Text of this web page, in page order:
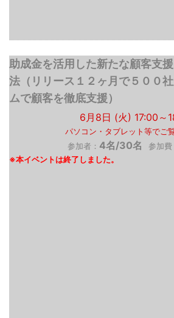
助成金を活用した新たな顧客支
法（リリース１２ヶ月で５００
ムで顧客を徹底支援）
6月8日 (火) 17:00～
パソコン・タブレット等でご
参加者： 4名/30名 参加費